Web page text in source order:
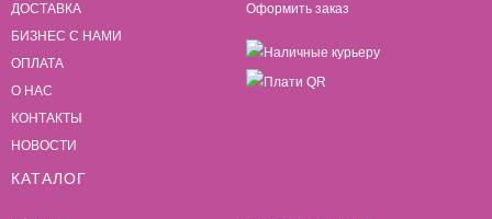
ДОСТАВКА
БИЗНЕС С НАМИ
ОПЛАТА
О НАС
КОНТАКТЫ
НОВОСТИ
Оформить заказ
КАТАЛОГ